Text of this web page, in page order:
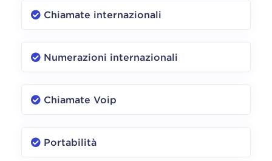
Chiamate internazionali
Numerazioni internazionali
Chiamate Voip
Portabilità